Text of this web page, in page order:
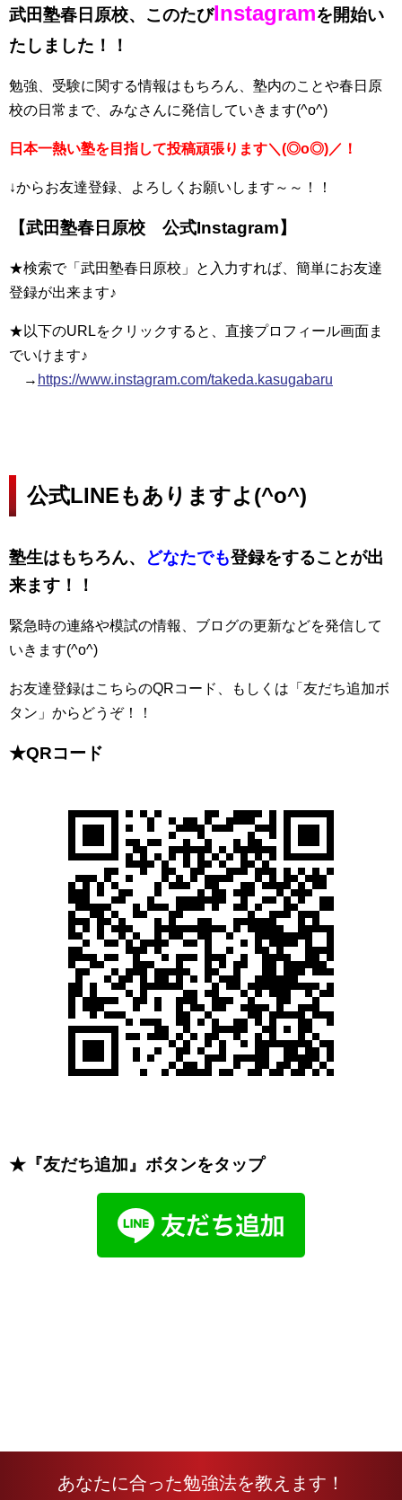
武田塾春日原校、このたびInstagramを開始い
たしました！！
勉強、受験に関する情報はもちろん、塾内のことや春日原
校の日常まで、みなさんに発信していきます(^o^)
日本一熱い塾を目指して投稿頑張ります＼(◎o◎)／！
↓からお友達登録、よろしくお願いします～～！！
【武田塾春日原校 公式Instagram】
★検索で「武田塾春日原校」と入力すれば、簡単にお友達
登録が出来ます♪
★以下のURLをクリックすると、直接プロフィール画面ま
でいけます♪
→ https://www.instagram.com/takeda.kasugabaru
公式LINEもありますよ(^o^)
塾生はもちろん、 どなたでも登録をすることが出
来ます！！
緊急時の連絡や模試の情報、ブログの更新などを発信して
いきます(^o^)
お友達登録はこちらのQRコード、もしくは「友だち追加ボ
タン」からどうぞ！！
★QRコード
★『友だち追加』ボタンをタップ
あなたに合った勉強法を教えます！